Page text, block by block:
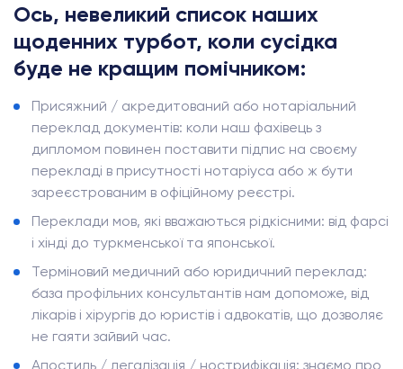
Ось, невеликий список наших
щоденних турбот, коли сусідка
буде не кращим помічником:
Присяжний / акредитований або нотаріальний
переклад документів: коли наш фахівець з
дипломом повинен поставити підпис на своєму
перекладі в присутності нотаріуса або ж бути
зареєстрованим в офіційному реєстрі.
Переклади мов, які вважаються рідкісними: від фарсі
і хінді до туркменської та японської.
Терміновий медичний або юридичний переклад:
база профільних консультантів нам допоможе, від
лікарів і хірургів до юристів і адвокатів, що дозволяє
не гаяти зайвий час.
Апостиль / легалізація / нострифікація: знаємо про